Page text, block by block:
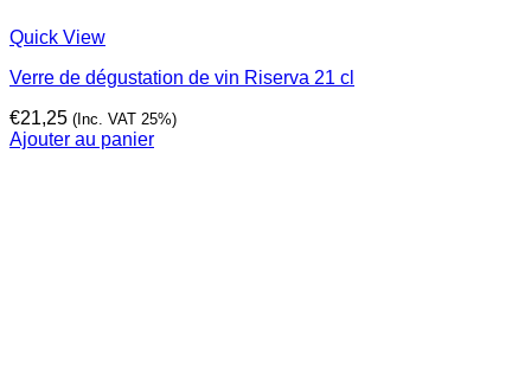
Quick View
Verre de dégustation de vin Riserva 21 cl
€21,25 (Inc. VAT 25%)
Ajouter au panier